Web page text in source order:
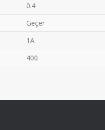
0.4
Geçer
1A
400